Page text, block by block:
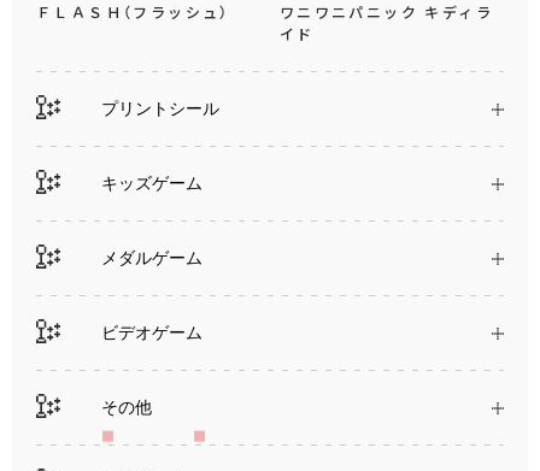
ＦＬＡＳＨ（フラッシュ）
ワニワニパニック キディラ
イド
プリントシール
キッズゲーム
メダルゲーム
ビデオゲーム
その他